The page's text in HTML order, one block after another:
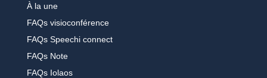
À la une
FAQs visioconférence
FAQs Speechi connect
FAQs Note
FAQs Iolaos